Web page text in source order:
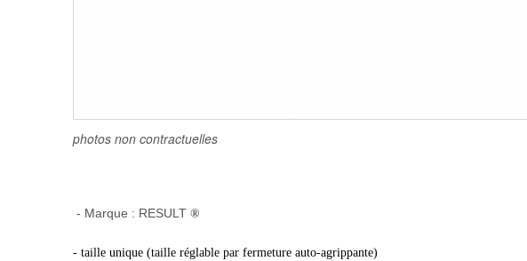
photos non contractuelles
- Marque : RESULT ®
- taille unique (taille réglable par fermeture auto-agrippante)